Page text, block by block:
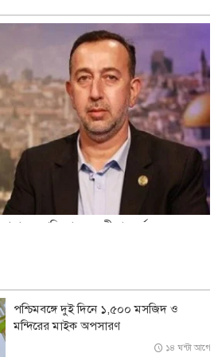
প্রতিরোধের অঙ্গীকার দুর্বল করতে
প্রতিরক্ষা সক্ষমতা আরও জোরদারের
সামরিক ব্যবস্থার চেয়ে উন্নত'
পশ্চিমবঙ্গে দুই দিনে ১,৫০০ মসজিদ ও
মন্দিরের মাইক অপসারণ
১৪ ঘন্টা আগে